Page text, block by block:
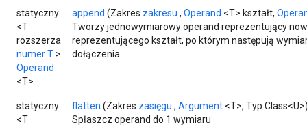
statyczny
<T
rozszerza
numer T >
Operand
<T>
append (Zakres zakresu , Operand <T> kształt,
Tworzy jednowymiarowy operand reprezentujący
reprezentującego kształt, po którym następują
dołączenia.
statyczny
<T
flatten (Zakres zasięgu , Argument <T>, Typ
Spłaszcz operand do 1 wymiaru